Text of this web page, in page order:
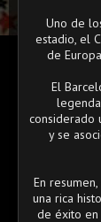
Uno de
estadio, el
de
El
considerado
y se
En
una rica
de éxito en